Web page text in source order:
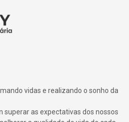
vidas e realizando o sonho da
as expectativas dos nossos